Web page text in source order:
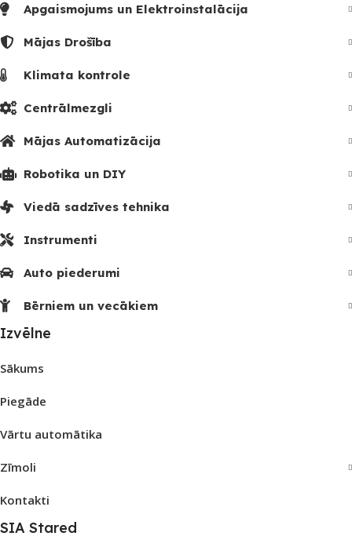
Apgaismojums un Elektroinstalācija
Mājas Drošība
Klimata kontrole
Centrālmezgli
Mājas Automatizācija
Robotika un DIY
Viedā sadzīves tehnika
Instrumenti
Auto piederumi
Bērniem un vecākiem
Izvēlne
Sākums
Piegāde
Vārtu automātika
Zīmoli
Kontakti
SIA Stared